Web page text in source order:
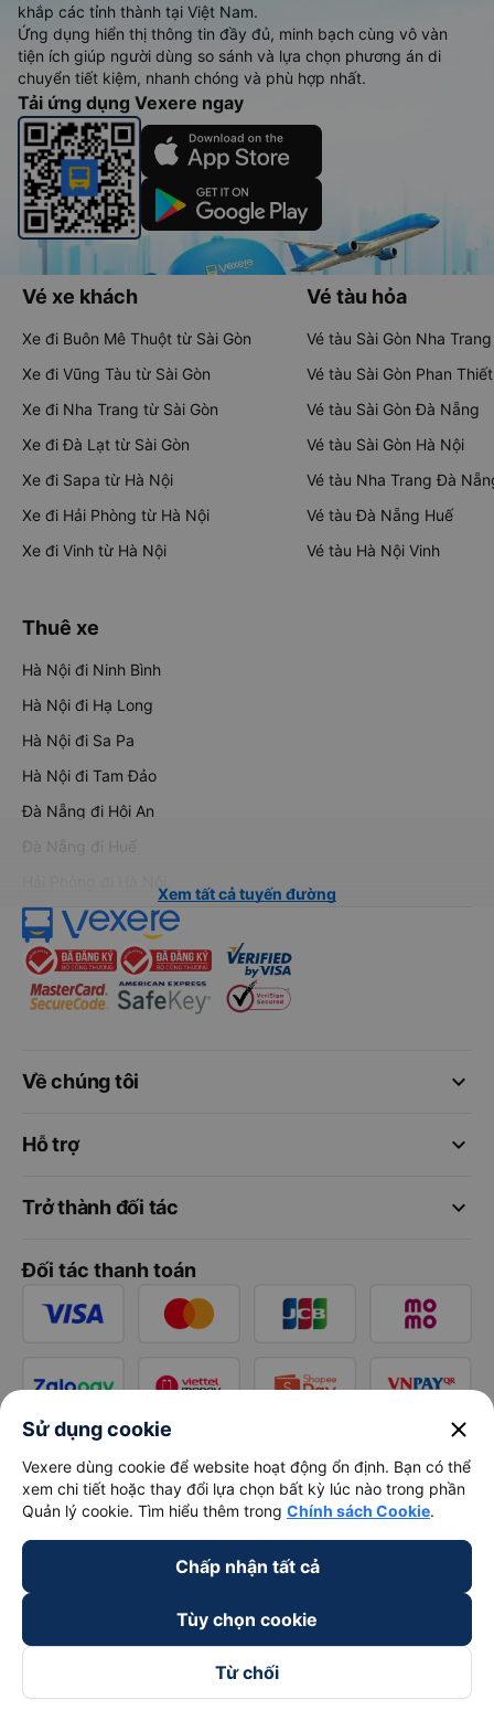
khắp các tỉnh thành tại Việt Nam.
Ứng dụng hiển thị thông tin đầy đủ, minh bạch cùng vô vàn
tiện ích giúp người dùng so sánh và lựa chọn phương án di
chuyển tiết kiệm, nhanh chóng và phù hợp nhất.
Tải ứng dụng Vexere ngay
Vé xe khách
Xe đi Buôn Mê Thuột từ Sài Gòn
Xe đi Vũng Tàu từ Sài Gòn
Xe đi Nha Trang từ Sài Gòn
Xe đi Đà Lạt từ Sài Gòn
Xe đi Sapa từ Hà Nội
Xe đi Hải Phòng từ Hà Nội
Xe đi Vinh từ Hà Nội
Vé tàu hỏa
Vé tàu Sài Gòn Nha Trang
Vé tàu Sài Gòn Phan Thiết
Vé tàu Sài Gòn Đà Nẵng
Vé tàu Sài Gòn Hà Nội
Vé tàu Nha Trang Đà
Vé tàu Đà Nẵng Huế
Vé tàu Hà Nội Vinh
Thuê xe
Hà Nội đi Ninh Bình
Hà Nội đi Hạ Long
Hà Nội đi Sa Pa
Hà Nội đi Tam Đảo
Đà Nẵng đi Hội An
Đà Nẵng đi Huế
Xem tất cả tuyến đường
keyboard_arrow_down
Về chúng tôi
keyboard_arrow_down
Hỗ trợ
keyboard_arrow_down
Trở thành đối tác
Đối tác thanh toán
Sử dụng cookie close
Vexere dùng cookie để website hoạt động ổn định. Bạn có thể
xem chi tiết hoặc thay đổi lựa chọn bất kỳ lúc nào trong phần
Quản lý cookie. Tìm hiểu thêm trong Chính sách Cookie.
Chấp nhận tất cả
Tùy chọn cookie
Từ chối